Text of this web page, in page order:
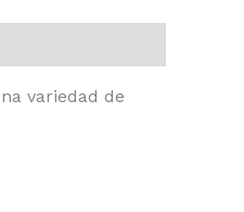
variedad de